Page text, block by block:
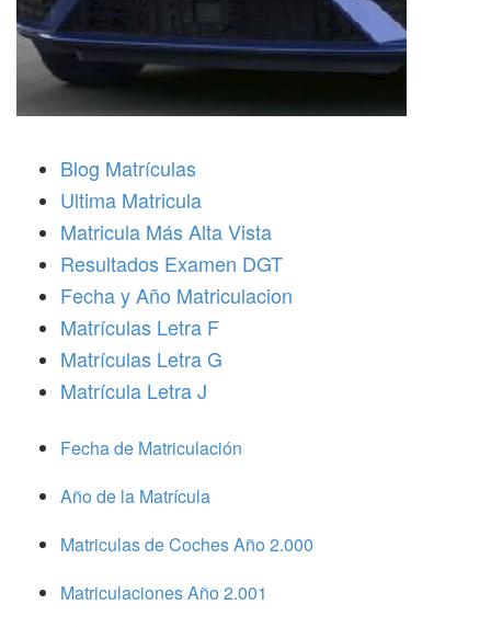
Blog Matrículas
Ultima Matricula
Matricula Más Alta Vista
Resultados Examen DGT
Fecha y Año Matriculacion
Matrículas Letra F
Matrículas Letra G
Matrícula Letra J
Fecha de Matriculación
Año de la Matrícula
Matriculas de Coches Año 2.000
Matriculaciones Año 2.001